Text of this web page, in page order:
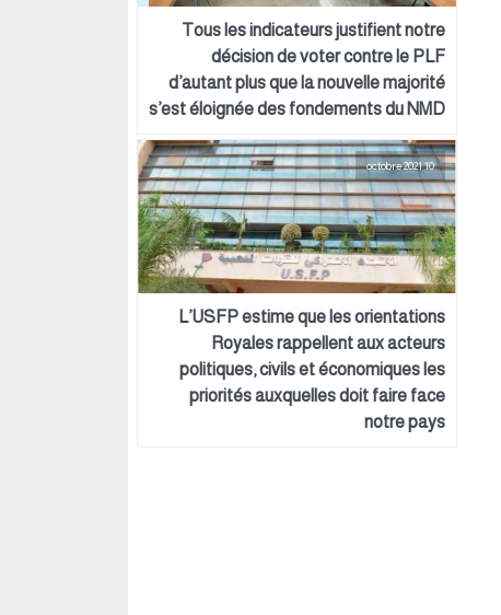
Tous les indicateurs justifient notre
décision de voter contre le PLF
d’autant plus que la nouvelle majorité
s’est éloignée des fondements du NMD
10 octobre 2021
L’USFP estime que les orientations
Royales rappellent aux acteurs
politiques, civils et économiques les
priorités auxquelles doit faire face
notre pays